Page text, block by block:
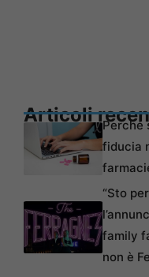
Articoli
Perché
fiducia
“Sto
family
non è